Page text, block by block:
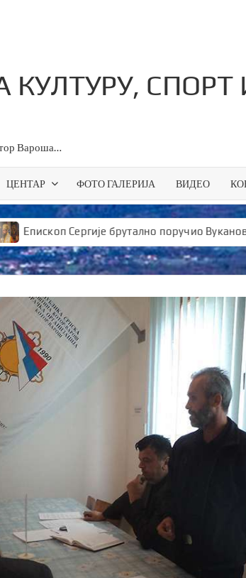
КУЛТУРУ,
Вароша…
ЦЕНТАР ФОТО ГАЛЕРИЈА ВИДЕО
Сергије брутално поручио Вукановићу